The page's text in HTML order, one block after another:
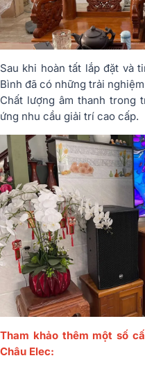
Sau khi hoàn tất lắp đặt và
Bình đã có những trải
Chất lượng âm thanh trong
ứng nhu cầu giải trí cao cấp.
Tham khảo thêm một số
Châu Elec: